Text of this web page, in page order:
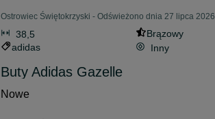
Ostrowiec Świętokrzyski - Odświeżono dnia 27 lipca 2026
38,5
Brązowy
adidas
Inny
Buty Adidas Gazelle
Nowe